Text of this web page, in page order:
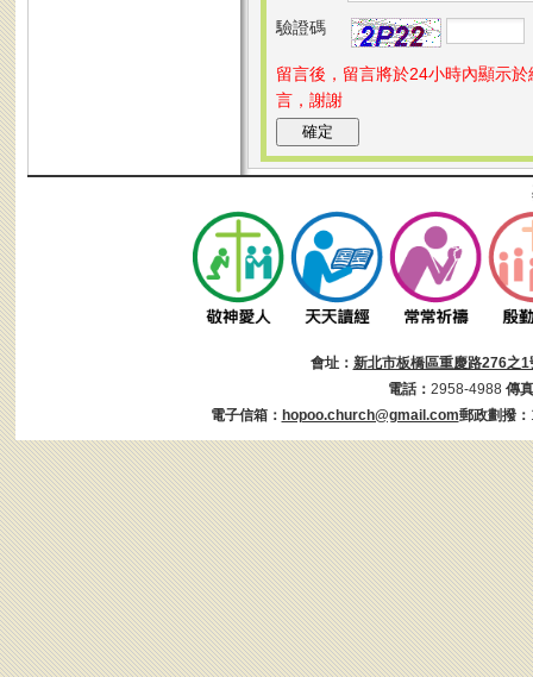
驗證碼
留言後，留言將於24小時內顯示
言，謝謝
會址： 新北市板橋區重慶路276之1
電話： 2958-4988 傳
電子信箱： hopoo.church@gmail.com郵政劃撥：